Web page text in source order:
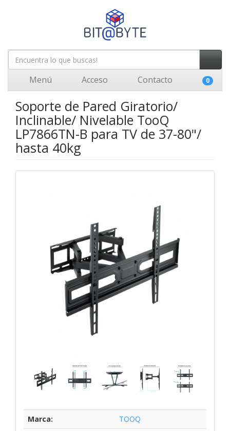
Menú Acceso Contacto 0
Soporte de Pared Giratorio/
Inclinable/ Nivelable TooQ
LP7866TN-B para TV de 37-80"/
hasta 40kg
Marca:
TOOQ